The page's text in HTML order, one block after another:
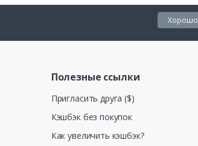
Хорошо
Полезные ссылки
Пригласить друга ($)
Кэшбэк без покупок
Как увеличить кэшбэк?